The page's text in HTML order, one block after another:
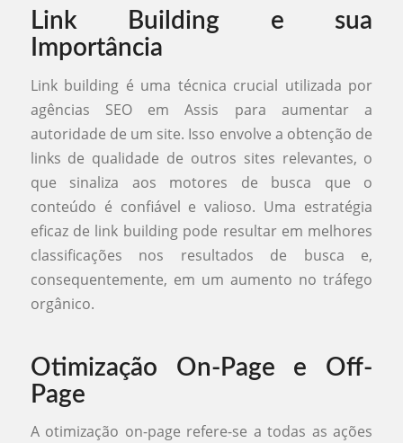
Link Building e sua
Importância
Link building é uma técnica crucial utilizada por
agências SEO em Assis para aumentar a
autoridade de um site. Isso envolve a obtenção de
links de qualidade de outros sites relevantes, o
que sinaliza aos motores de busca que o
conteúdo é confiável e valioso. Uma estratégia
eficaz de link building pode resultar em melhores
classificações nos resultados de busca e,
consequentemente, em um aumento no tráfego
orgânico.
Otimização On-Page e Off-
Page
A otimização on-page refere-se a todas as ações